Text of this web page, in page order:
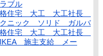
ブル
住宅 大工 大工社長
ニック ソリド ガルバ
住宅 大工 大工社長
施主支給 メー